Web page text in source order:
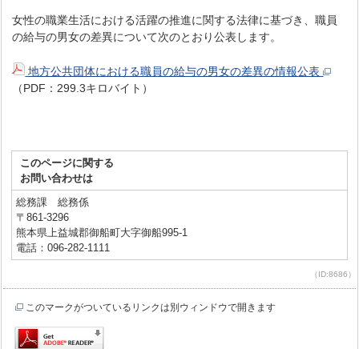
女性の職業生活における活躍の推進に関する法律に基づき、職員
の給与の男女の差異について次のとおり公表します。
地方公共団体における職員の給与の男女の差異の情報公表
（PDF：299.3キロバイト）
このページに関する
お問い合わせは
総務課 総務係
〒861-3296
熊本県上益城郡御船町大字御船995-1
電話：096-282-1111
（ID:8686）
このマークがついているリンクは別ウィンドウで開きます